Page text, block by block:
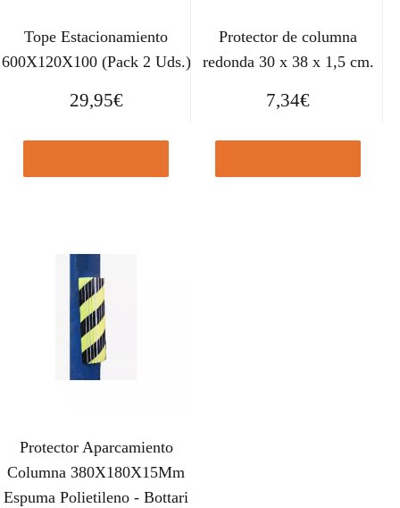
Tope Estacionamiento
600X120X100 (Pack 2 Uds.)
29,95€
Protector de columna
redonda 30 x 38 x 1,5 cm.
7,34€
Protector Aparcamiento
Columna 380X180X15Mm
Espuma Polietileno - Bottari